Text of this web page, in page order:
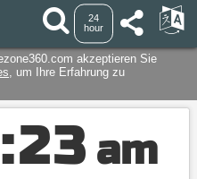
24
hour
akzeptieren Sie
, um Ihre Erfahrung zu
:23 am